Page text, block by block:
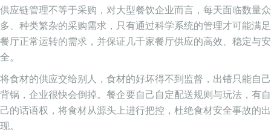
供应链管理不等于采购，对大型餐饮企业而言，每天面临数量众
多、种类繁杂的采购需求，只有通过科学系统的管理才可能满足
餐厅正常运转的需求，并保证几千家餐厅供应的高效、稳定与安
全。
将食材的供应交给别人，食材的好坏得不到监督，出错只能自己
背锅，企业很快会倒掉。餐企要自己自定配送规则与玩法，有自
己的话语权，将食材从源头上进行把控，杜绝食材安全事故的出
现。